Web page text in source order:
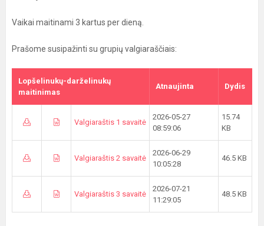
Vaikai maitinami 3 kartus per dieną.
Prašome susipažinti su grupių valgiaraščiais:
Lopšelinukų-darželinukų
maitinimas
Atnaujinta Dydis
Valgiaraštis 1 savaitė
2026-05-27
08:59:06
15.74
KB
Valgiaraštis 2 savaitė
2026-06-29
10:05:28
46.5 KB
Valgiaraštis 3 savaitė
2026-07-21
11:29:05
48.5 KB